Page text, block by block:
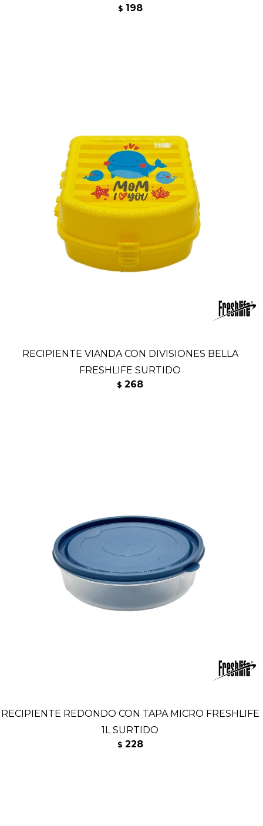
$ 198
RECIPIENTE VIANDA CON DIVISIONES BELLA
FRESHLIFE SURTIDO
$ 268
RECIPIENTE REDONDO CON TAPA MICRO FRESHLIFE
1L SURTIDO
$ 228